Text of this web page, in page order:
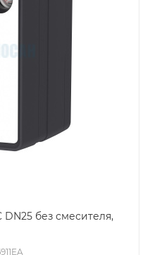
DN25 без смесителя,